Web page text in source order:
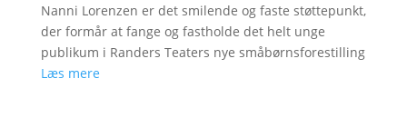
Nanni Lorenzen er det smilende og faste støttepunkt,
der formår at fange og fastholde det helt unge
publikum i Randers Teaters nye småbørnsforestilling
Læs mere